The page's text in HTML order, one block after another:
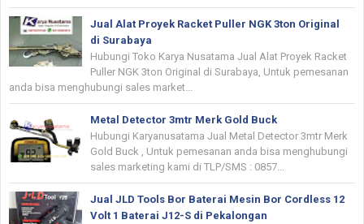
Jual Alat Proyek Racket Puller NGK 3ton Original
di Surabaya
Hubungi Toko Karya Nusatama Jual Alat Proyek Racket
Puller NGK 3ton Original di Surabaya, Untuk pemesanan
anda bisa menghubungi sales market...
Metal Detector 3mtr Merk Gold Buck
Hubungi Karyanusatama Jual Metal Detector 3mtr Merk
Gold Buck , Untuk pemesanan anda bisa menghubungi
sales marketing kami di TLP/SMS : 0857...
Jual JLD Tools Bor Baterai Mesin Bor Cordless 12
Volt 1 Baterai J12-S di Pekalongan